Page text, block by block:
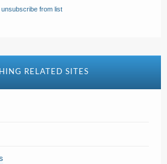
unsubscribe from list
RELATED SITES